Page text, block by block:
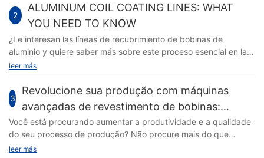
línea de recubrimiento de color de bobinas de acero de
Bangladesh. Todos los trabajadores de mi fábrica se apresuran
a fabricar todos los equipos.
2
ALUMINUM COIL COATING LINES: WHAT
YOU NEED TO KNOW
¿Le interesan las líneas de recubrimiento de bobinas de
aluminio y quiere saber más sobre este proceso esencial en la
industria manufacturera? ¡No busque más! En este artículo,
de recubrimiento de bobinas de aluminio, desde su propósito
hasta sus ventajas y cómo pueden beneficiar a su negocio.
Manténgase atento para descubrir todos los detalles de esta
tecnología crucial. Líneas de recubrimiento de bobinas de
aluminio: Lo que necesita saber Las líneas de recubrimiento de
bobinas de aluminio se han convertido en una parte esencial
leer más
3
Revolucione sua produção com máquinas
avançadas de revestimento de bobinas:
precisão, eficiência e qualidade
Você está procurando aumentar a produtividade e a qualidade
do seu processo de produção? Não procure mais do que
máquinas avançadas de coil coating. Com precisão, eficiência
leer más